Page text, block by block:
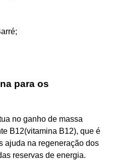
para os
no ganho de massa
B12(vitamina B12), que é
ajuda na regeneração dos
reservas de energia.